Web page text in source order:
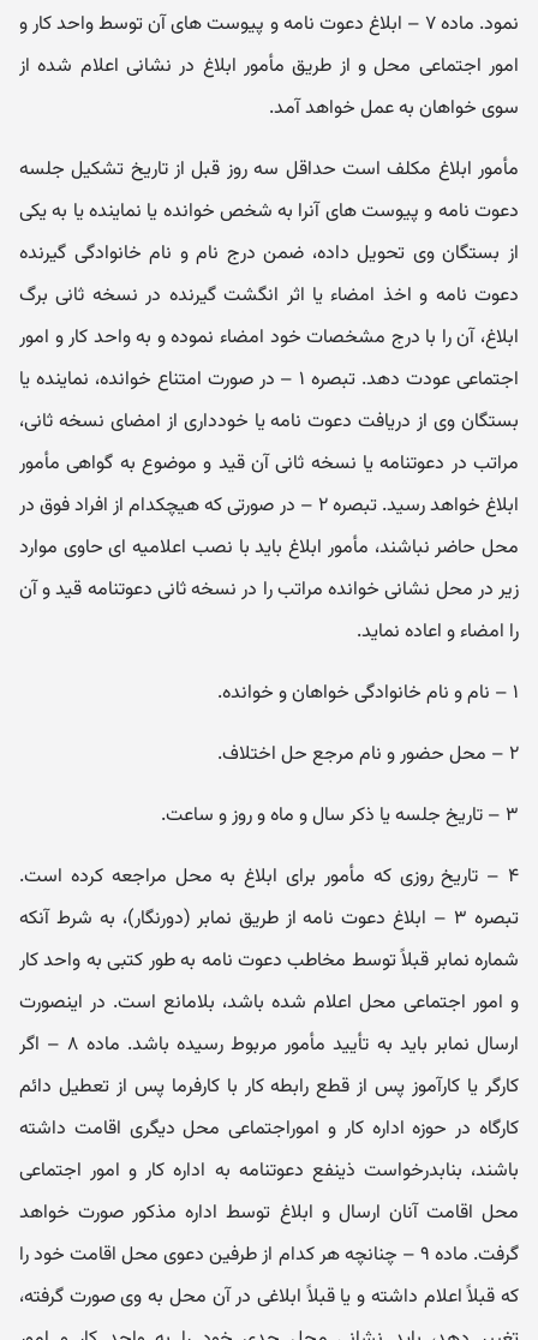
نمود. ماده ۷ – ابلاغ دعوت‌ نامه و پیوست های آن توسط واحد کار و
امور اجتماعی محل و از طریق مأمور ابلاغ در نشانی اعلام شده از
سوی خواهان به عمل خواهد آمد.
مأمور ابلاغ مکلف است حداقل سه روز قبل از تاریخ تشکیل جلسه
دعوت‌ نامه و پیوست‌ های آنرا به شخص خوانده یا نماینده یا به یکی
از بستگان وی تحویل داده، ضمن درج نام و نام‌ خانوادگی گیرنده
دعوت‌ نامه و اخذ امضاء یا اثر انگشت گیرنده در نسخه ثانی برگ
ابلاغ،‌ آن را با درج مشخصات خود امضاء نموده و به واحد کار و امور
اجتماعی عودت دهد. تبصره ۱ – در صورت امتناع خوانده، نماینده یا
بستگان وی از دریافت دعوت‌ نامه یا خودداری از امضای نسخه ثانی،
مراتب در دعوتنامه یا نسخه ثانی آن قید و موضوع به گواهی مأمور
ابلاغ خواهد رسید. تبصره ۲ – در صورتی‌ که هیچکدام از افراد فوق در
محل حاضر نباشند، مأمور ابلاغ باید با نصب اعلامیه‌ ای حاوی موارد
زیر در محل نشانی خوانده مراتب را در نسخه ثانی دعوتنامه قید و آن
را امضاء و اعاده نماید.
۱ – نام و نام‌ خانوادگی خواهان و خوانده.
۲ – محل حضور و نام مرجع حل اختلاف.
۳ – تاریخ جلسه یا ذکر سال و ماه و روز و ساعت.
۴ – تاریخ روزی که مأمور برای ابلاغ به محل مراجعه کرده است.
تبصره ۳ – ابلاغ دعوت‌ نامه از طریق نمابر (دورنگار)، به شرط آنکه
شماره نمابر قبلاً توسط مخاطب دعوت‌ نامه به طور کتبی به واحد کار
و امور اجتماعی محل اعلام شده باشد، بلامانع است. در اینصورت
ارسال نمابر باید به تأیید مأمور مربوط رسیده باشد. ماده ۸ – اگر
کارگر یا کارآموز پس از قطع رابطه کار با کارفرما پس از تعطیل دائم
کارگاه در حوزه اداره کار و اموراجتماعی محل دیگری اقامت داشته
باشند، بنابدرخواست ذینفع دعوتنامه به اداره کار و امور اجتماعی
محل اقامت آنان ارسال و ابلاغ توسط اداره مذکور صورت خواهد
گرفت. ماده ۹ – چنانچه هر کدام از طرفین دعوی محل اقامت خود را
که قبلاً اعلام داشته و یا قبلاً ابلاغی در آن محل به وی صورت گرفته،